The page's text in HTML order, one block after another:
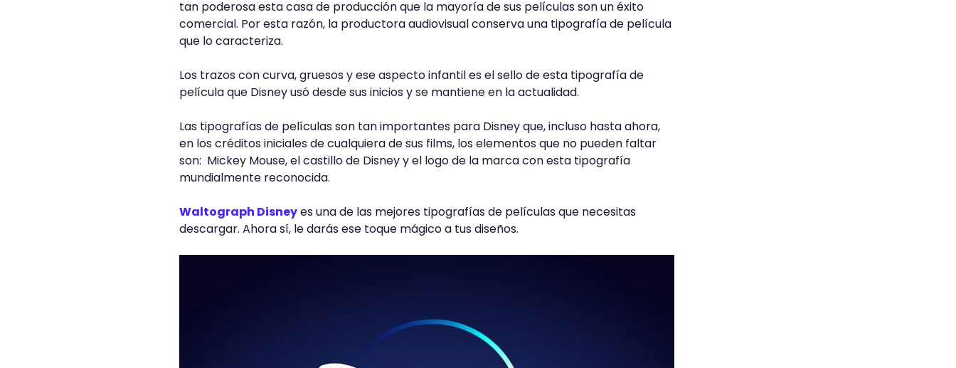
tan poderosa esta casa de producción que la mayoría de sus películas son un éxito
comercial. Por esta razón, la productora audiovisual conserva una tipografía de película
que lo caracteriza.
Los trazos con curva, gruesos y ese aspecto infantil es el sello de esta tipografía de
película que Disney usó desde sus inicios y se mantiene en la actualidad.
Las tipografías de películas son tan importantes para Disney que, incluso hasta ahora,
en los créditos iniciales de cualquiera de sus films, los elementos que no pueden faltar
son: Mickey Mouse, el castillo de Disney y el logo de la marca con esta tipografía
mundialmente reconocida.
Waltograph Disneyes una de las mejores tipografías de películas que necesitas
descargar. Ahora sí, le darás ese toque mágico a tus diseños.